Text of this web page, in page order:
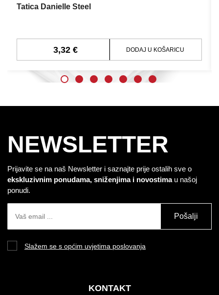
Tatica Danielle Steel
3,32 € DODAJ U KOŠARICU
NEWSLETTER
Prijavite se na naš Newsletter i saznajte prije ostalih sve o
ekskluzivnim ponudama, sniženjima i novostimau našoj
ponudi.
Pošalji
Slažem se s općim uvjetima poslovanja
KONTAKT